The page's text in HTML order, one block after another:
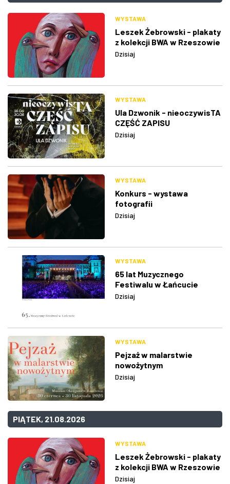
WYSTAWA
Leszek Żebrowski - plakaty
z kolekcji BWA w Rzeszowie
Dzisiaj
WYSTAWA
Ula Dzwonik - nieoczywisTA
CZĘŚĆ ZAPISU
Dzisiaj
WYSTAWA
Konkurs - wystawa
fotografii
Dzisiaj
WYSTAWA
65 lat Muzycznego
Festiwalu w Łańcucie
Dzisiaj
WYSTAWA
Pejzaż w malarstwie
nowożytnym
Dzisiaj
PIĄTEK, 21.08.2026
WYSTAWA
Leszek Żebrowski - plakaty
z kolekcji BWA w Rzeszowie
Dzisiaj